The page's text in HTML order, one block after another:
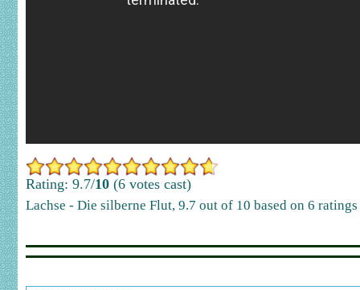
Rating: 9.7/10 (6 votes cast)
Lachse - Die silberne Flut, 9.7 out of 10 based on 6 ratings